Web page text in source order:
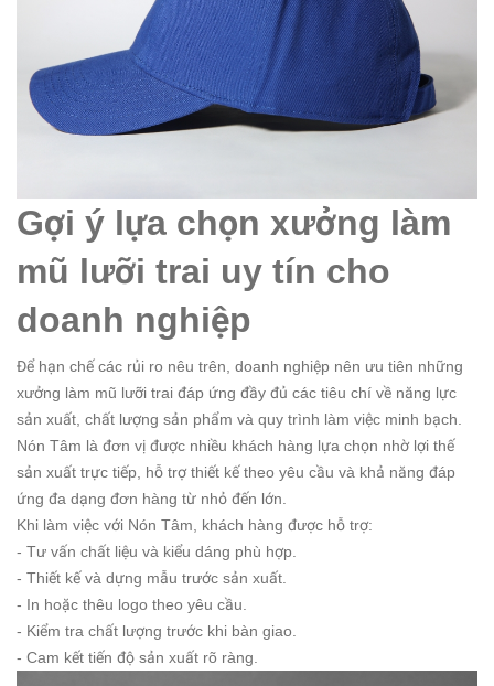
Gợi ý lựa chọn xưởng làm
mũ lưỡi trai uy tín cho
doanh nghiệp
Để hạn chế các rủi ro nêu trên, doanh nghiệp nên ưu tiên những
xưởng làm mũ lưỡi trai đáp ứng đầy đủ các tiêu chí về năng lực
sản xuất, chất lượng sản phẩm và quy trình làm việc minh bạch.
Nón Tâm là đơn vị được nhiều khách hàng lựa chọn nhờ lợi thế
sản xuất trực tiếp, hỗ trợ thiết kế theo yêu cầu và khả năng đáp
ứng đa dạng đơn hàng từ nhỏ đến lớn.
Khi làm việc với Nón Tâm, khách hàng được hỗ trợ:
- Tư vấn chất liệu và kiểu dáng phù hợp.
- Thiết kế và dựng mẫu trước sản xuất.
- In hoặc thêu logo theo yêu cầu.
- Kiểm tra chất lượng trước khi bàn giao.
- Cam kết tiến độ sản xuất rõ ràng.